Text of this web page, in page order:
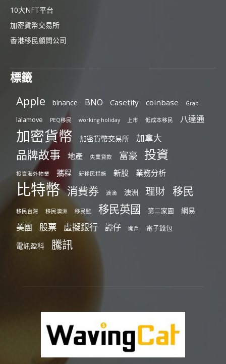
10大NFT平台
加密貨幣交易所
香港移民顧問公司
標籤
Apple binance BNO Casetify coinbase Grab
lalamove PEQ移民 working holiday 上市 低成本移民 八達通
加密貨幣 加密貨幣交易所 加拿大
品牌故事 地產 失業貸款 富豪 投資
投資海外物業 攜程 新移民措施 新股 業務分析
比特幣 消費券 滴滴 澳洲 理財 移民
移民台灣 移民澳洲 移民監 移民英國 第二家園 網易
美團 股票 虛擬銀行 譚仔 開戶 電子錢包
電訊盈科 騰訊